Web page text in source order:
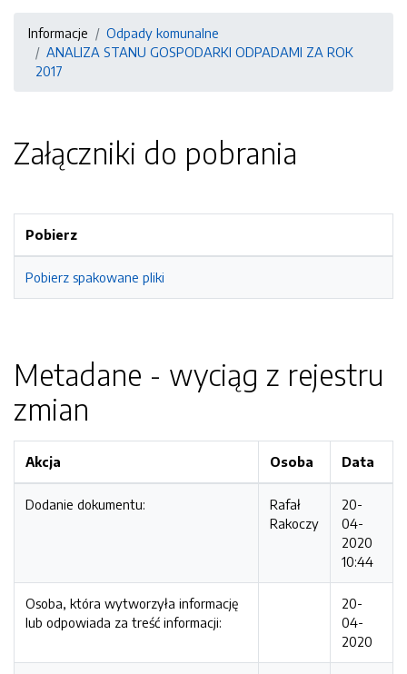
Informacje
Odpady komunalne
ANALIZA STANU GOSPODARKI ODPADAMI ZA ROK
2017
Załączniki do pobrania
Pobierz
Pobierz spakowane pliki
Metadane - wyciąg z rejestru
zmian
Akcja Osoba Data
Dodanie dokumentu:
Rafał
Rakoczy
20-
04-
2020
10:44
Osoba, która wytworzyła informację
lub odpowiada za treść informacji:
20-
04-
2020